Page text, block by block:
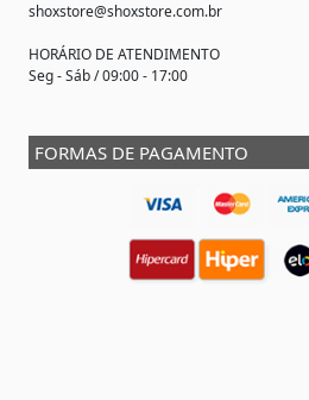
shoxstore@shoxstore.com.br
HORÁRIO DE ATENDIMENTO
Seg - Sáb / 09:00 - 17:00
FORMAS DE PAGAMENTO